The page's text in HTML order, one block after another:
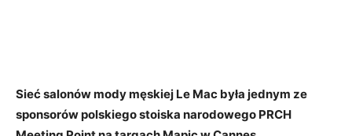
Sieć salonów mody męskiej Le Mac była jednym ze
sponsorów polskiego stoiska narodowego PRCH